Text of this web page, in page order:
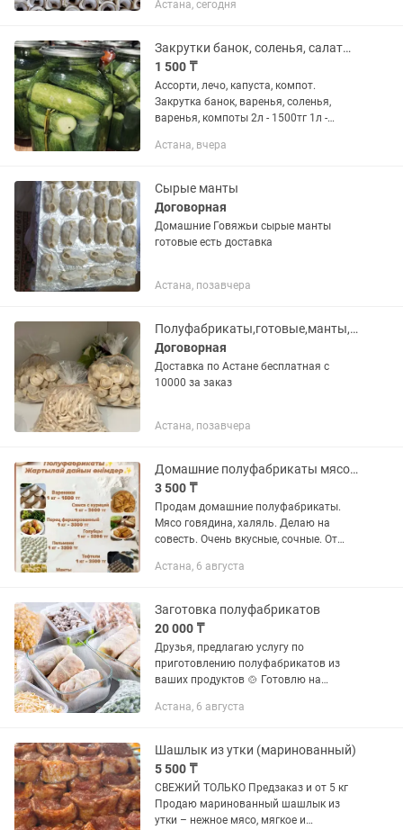
Астана, сегодня
Закрутки банок, соленья, салаты, приправы, варенья
1 500 ₸
Ассорти, лечо, капуста, компот.
Закрутка банок, варенья, соленья,
варенья, компоты 2л - 1500тг 1л -
Астана, вчера
Сырые манты
Договорная
Домашние Говяжьи сырые манты
готовые есть доставка
Астана, позавчера
Полуфабрикаты,готовые,манты,выпечка в Астане (ХАЛЯЛЬ)
Договорная
Доставка по Астане бесплатная с
10000 за заказ
Астана, позавчера
Домашние полуфабрикаты мясо говядина
3 500 ₸
Продам домашние полуфабрикаты.
Мясо говядина, халяль. Делаю на
совесть. Очень вкусные, сочные. От
Астана, 6 августа
Заготовка полуфабрикатов
20 000 ₸
Друзья, предлагаю услугу по
приготовлению полуфабрикатов из
ваших продуктов 🍲 Готовлю на
также ПП-варианты для тех, кто следит
Астана, 6 августа
Шашлык из утки (маринованный)
5 500 ₸
СВЕЖИЙ ТОЛЬКО Предзаказ и от 5 кг
Продаю маринованный шашлык из
утки – нежное мясо, мягкое и